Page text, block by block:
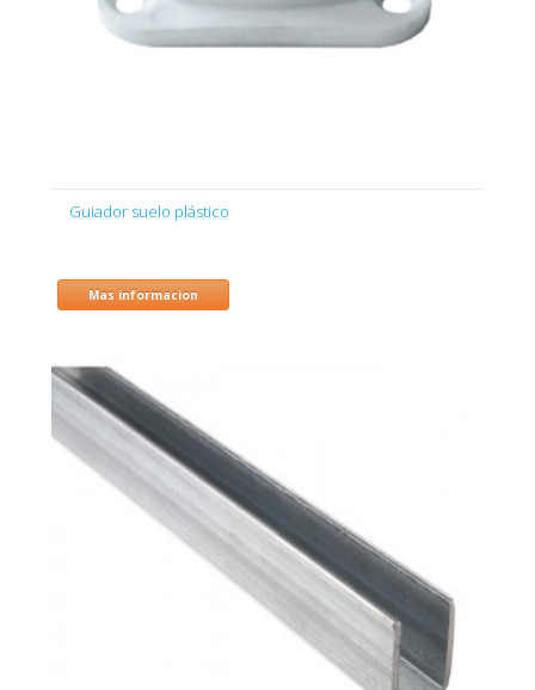
Guiador suelo plástico
Mas informacion